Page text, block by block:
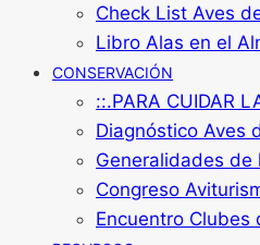
Check List Aves
Libro Alas en el
CONSERVACIÓN
::.PARA CUIDAR
Diagnóstico Aves
Generalidades de
Congreso
Encuentro Clubes